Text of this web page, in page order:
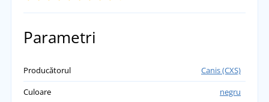
Petra
Papucii au sosit astăzi și trebuie să spun că am
fost foarte plăcut surprinsă de faptul că sunt
Parametri
Producătorul
Canis (CXS)
Culoare
negru